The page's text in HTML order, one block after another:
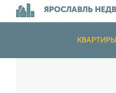
ЯРОСЛАВЛЬ
КВАРТИРЫ